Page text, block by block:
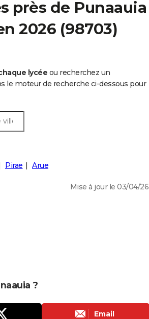
près de Punaauia
2026 (98703)
lycée ou recherchez un
le moteur de recherche ci-dessous pour
Pirae Arue
Mise à jour le 03/04/26
?
Email